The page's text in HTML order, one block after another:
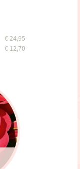
€24,95
€ 12,70